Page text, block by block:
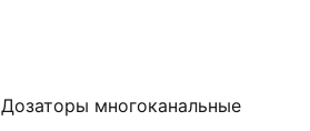
Дозаторы многоканальные